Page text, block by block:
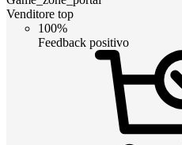
Venditore top
100%
Feedback positivo